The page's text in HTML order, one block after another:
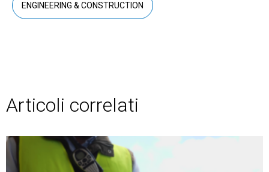
ENGINEERING & CONSTRUCTION
Articoli correlati